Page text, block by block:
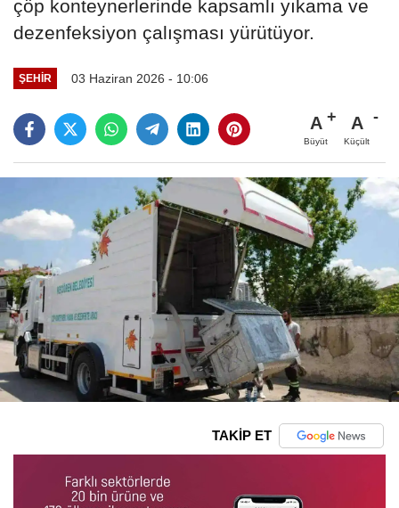
çöp konteynerlerinde kapsamlı yıkama ve
dezenfeksiyon çalışması yürütüyor.
ŞEHIR 03 Haziran 2026 - 10:06
A
Büyüt
A
Küçült
TAKİP ET